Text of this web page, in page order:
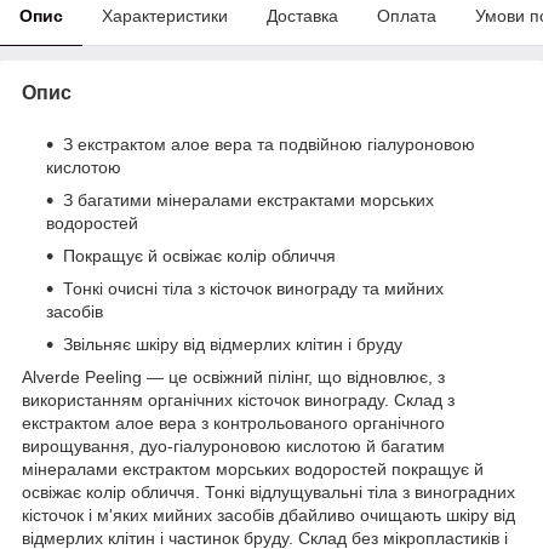
Опис Характеристики Доставка Оплата Умови
Опис
З екстрактом алое вера та подвійною гіалуроновою
кислотою
З багатими мінералами екстрактами морських
водоростей
Покращує й освіжає колір обличчя
Тонкі очисні тіла з кісточок винограду та мийних
засобів
Звільняє шкіру від відмерлих клітин і бруду
Alverde Peeling — це освіжний пілінг, що відновлює, з
використанням органічних кісточок винограду. Склад з
екстрактом алое вера з контрольованого органічного
вирощування, дуо-гіалуроновою кислотою й багатим
мінералами екстрактом морських водоростей покращує й
освіжає колір обличчя. Тонкі відлущувальні тіла з виноградних
кісточок і м'яких мийних засобів дбайливо очищають шкіру від
відмерлих клітин і частинок бруду. Склад без мікропластиків і